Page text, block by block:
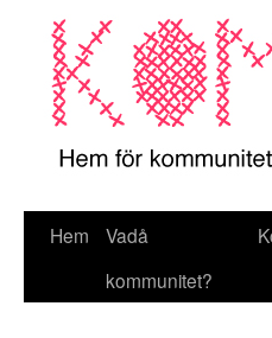
Hem
Vadå
kommunitet?